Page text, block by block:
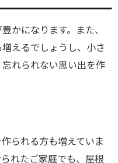
かになります。また、
えるでしょうし、小さ
れられない思い出を作
られる方も増えていま
れたご家庭でも、屋根